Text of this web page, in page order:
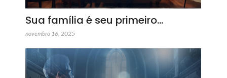
Sua família é seu primeiro…
novembro 16, 2025